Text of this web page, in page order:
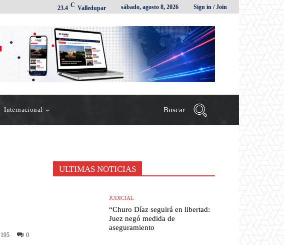
23.4 C Valledupar sábado, agosto 8, 2026 Sign in / Join
Internacional Buscar
0
195
ULTIMAS NOTICIAS
JUDICIAL
“Churo Díaz seguirá en libertad:
Juez negó medida de
aseguramiento